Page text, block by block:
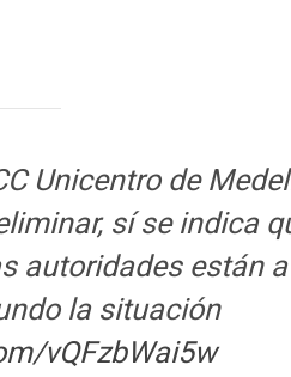
Unicentro de
sí se indica
autoridades están
la situación
vQFzbWai5w